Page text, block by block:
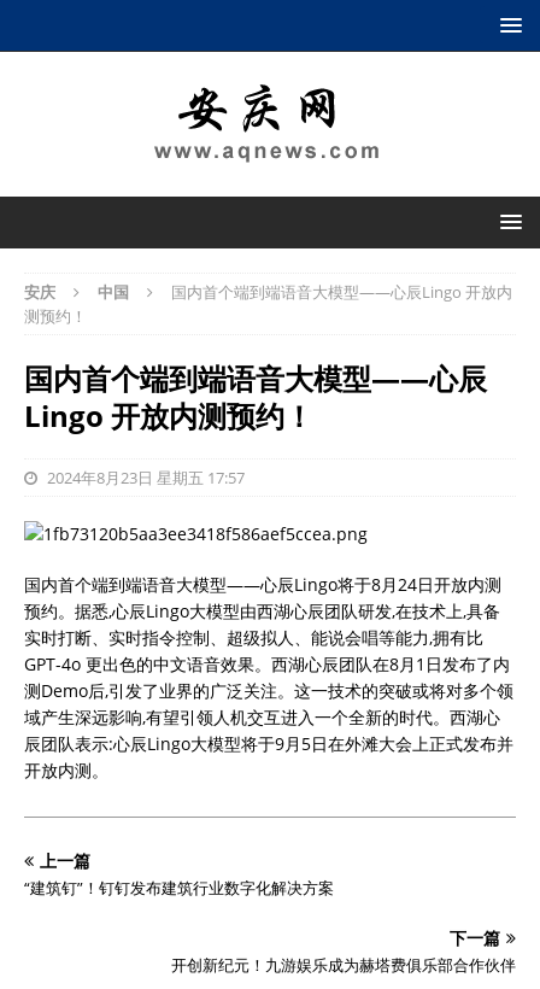
安庆 中国
国内首个端到端语音大模型——心辰Lingo 开放内
测预约！
国内首个端到端语音大模型——心辰
Lingo 开放内测预约！
2024年8月23日 星期五 17:57
国内首个端到端语音大模型——心辰Lingo将于8月24日开放内测
预约。据悉,心辰Lingo大模型由西湖心辰团队研发,在技术上,具备
实时打断、实时指令控制、超级拟人、能说会唱等能力,拥有比
GPT-4o 更出色的中文语音效果。西湖心辰团队在8月1日发布了内
测Demo后,引发了业界的广泛关注。这一技术的突破或将对多个领
域产生深远影响,有望引领人机交互进入一个全新的时代。西湖心
辰团队表示:心辰Lingo大模型将于9月5日在外滩大会上正式发布并
开放内测。
上一篇
“建筑钉”！钉钉发布建筑行业数字化解决方案
下一篇
开创新纪元！九游娱乐成为赫塔费俱乐部合作伙伴